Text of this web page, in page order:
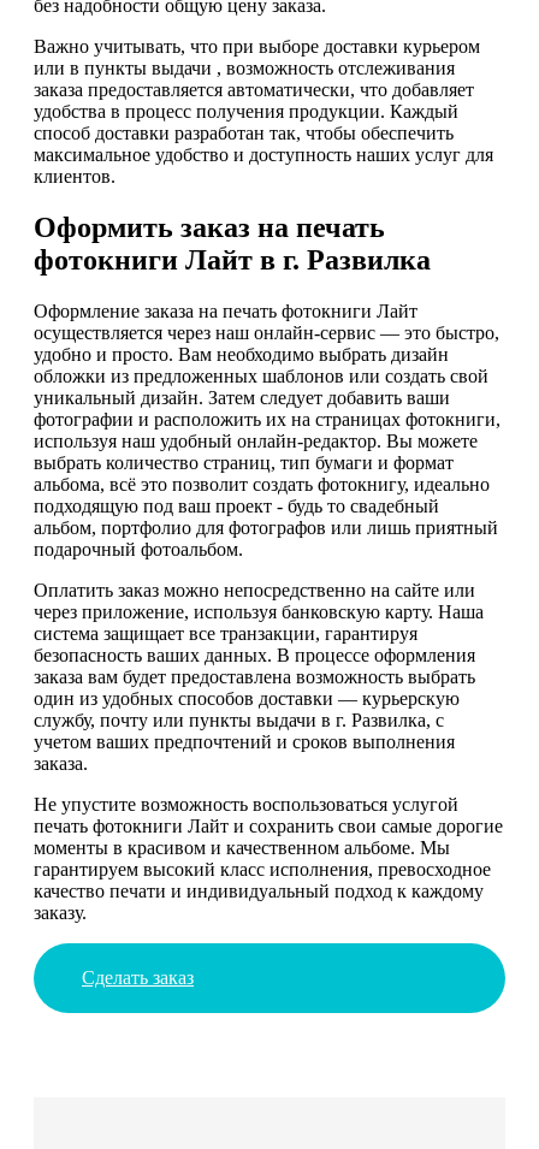
без надобности общую цену заказа.
Важно учитывать, что при выборе доставки курьером
или в пункты выдачи , возможность отслеживания
заказа предоставляется автоматически, что добавляет
удобства в процесс получения продукции. Каждый
способ доставки разработан так, чтобы обеспечить
максимальное удобство и доступность наших услуг для
клиентов.
Оформить заказ на печать
фотокниги Лайт в г. Развилка
Оформление заказа на печать фотокниги Лайт
осуществляется через наш онлайн-сервис — это быстро,
удобно и просто. Вам необходимо выбрать дизайн
обложки из предложенных шаблонов или создать свой
уникальный дизайн. Затем следует добавить ваши
фотографии и расположить их на страницах фотокниги,
используя наш удобный онлайн-редактор. Вы можете
выбрать количество страниц, тип бумаги и формат
альбома, всё это позволит создать фотокнигу, идеально
подходящую под ваш проект - будь то свадебный
альбом, портфолио для фотографов или лишь приятный
подарочный фотоальбом.
Оплатить заказ можно непосредственно на сайте или
через приложение, используя банковскую карту. Наша
система защищает все транзакции, гарантируя
безопасность ваших данных. В процессе оформления
заказа вам будет предоставлена возможность выбрать
один из удобных способов доставки — курьерскую
службу, почту или пункты выдачи в г. Развилка, с
учетом ваших предпочтений и сроков выполнения
заказа.
Не упустите возможность воспользоваться услугой
печать фотокниги Лайт и сохранить свои самые дорогие
моменты в красивом и качественном альбоме. Мы
гарантируем высокий класс исполнения, превосходное
качество печати и индивидуальный подход к каждому
заказу.
Сделать заказ